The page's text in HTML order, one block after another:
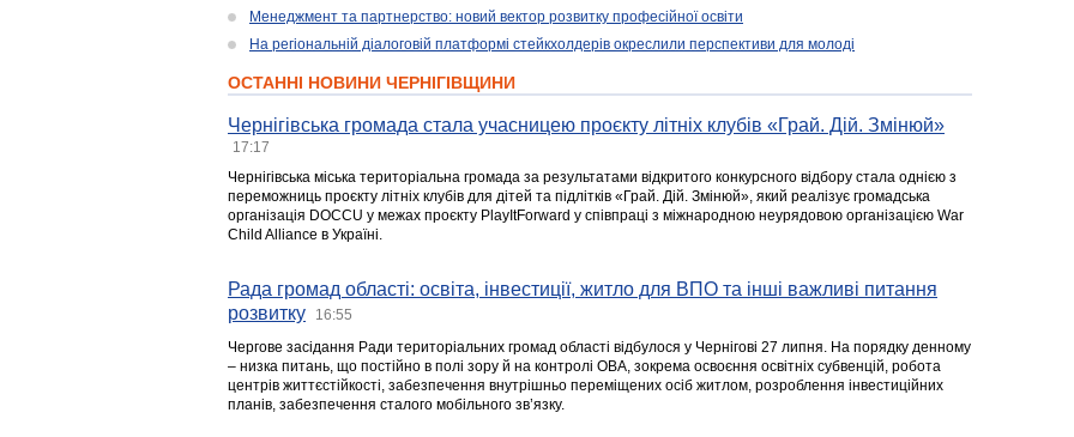
Менеджмент та партнерство: новий вектор розвитку професійної освіти
На регіональній діалоговій платформі стейкхолдерів окреслили перспективи для молоді
ОСТАННІ НОВИНИ ЧЕРНІГІВЩИНИ
Чернігівська громада стала учасницею проєкту літніх клубів «Грай. Дій. Змінюй»
17:17
Чернігівська міська територіальна громада за результатами відкритого конкурсного відбору стала однією з
переможниць проєкту літніх клубів для дітей та підлітків «Грай. Дій. Змінюй», який реалізує громадська
організація DOCCU у межах проєкту PlayItForward у співпраці з міжнародною неурядовою організацією War
Child Alliance в Україні.
Рада громад області: освіта, інвестиції, житло для ВПО та інші важливі питання
розвитку
16:55
Чергове засідання Ради територіальних громад області відбулося у Чернігові 27 липня. На порядку денному
– низка питань, що постійно в полі зору й на контролі ОВА, зокрема освоєння освітніх субвенцій, робота
центрів життєстійкості, забезпечення внутрішньо переміщених осіб житлом, розроблення інвестиційних
планів, забезпечення сталого мобільного зв’язку.